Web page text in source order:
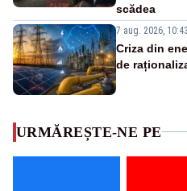
scădea
7 aug. 2026, 10:43
Criza din
de
URMĂREȘTE-NE PE